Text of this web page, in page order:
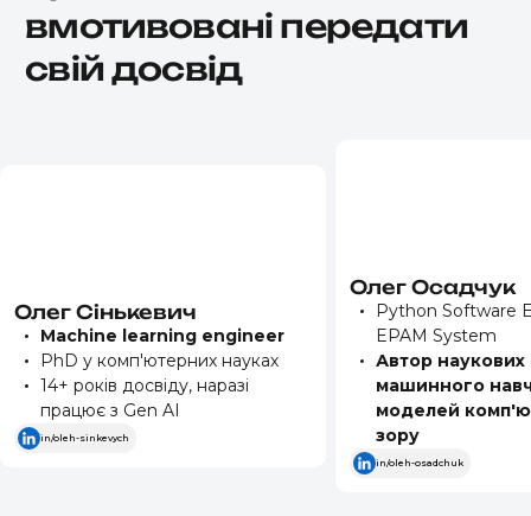
вмотивовані передати
свій досвід
Олег Сінькевич
Machine learning engineer
PhD у комп'ютерних науках
14+ років досвіду, наразі
працює з Gen AI
in/oleh-sinkevych
Олег Осадчук
Python Software
EPAM System
Автор наукових
машинного
моделей
зору
in/oleh-osadchuk